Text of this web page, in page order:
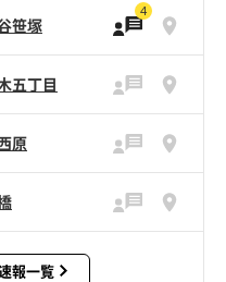
笹塚
4
五丁目
原
報一覧